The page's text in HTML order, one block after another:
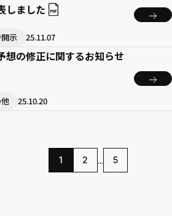
しました
示 25.11.07
想の修正に関するお知らせ
25.10.20
1 2 ... 5